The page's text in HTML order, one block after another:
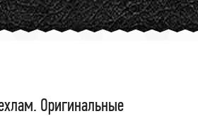
Оригинальные